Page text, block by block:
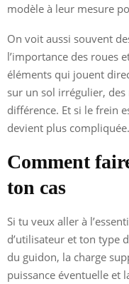
modèle à leur mesure
On voit aussi souvent
l’importance des roues
éléments qui jouent
sur un sol irrégulier,
différence. Et si le frein
devient plus compliquée.
Comment
ton cas
Si tu veux aller à
d’utilisateur et ton type
du guidon, la charge
puissance éventuelle et